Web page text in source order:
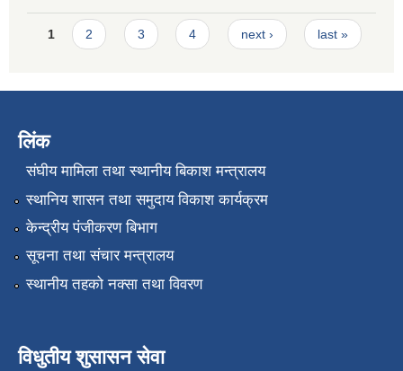
Pages
1 2 3 4 next › last »
लिंक
संघीय मामिला तथा स्थानीय बिकाश मन्त्रालय
स्थानिय शासन तथा समुदाय विकाश कार्यक्रम
केन्द्रीय पंजीकरण बिभाग
सूचना तथा संचार मन्त्रालय
स्थानीय तहको नक्सा तथा विवरण
विधुतीय शुसासन सेवा